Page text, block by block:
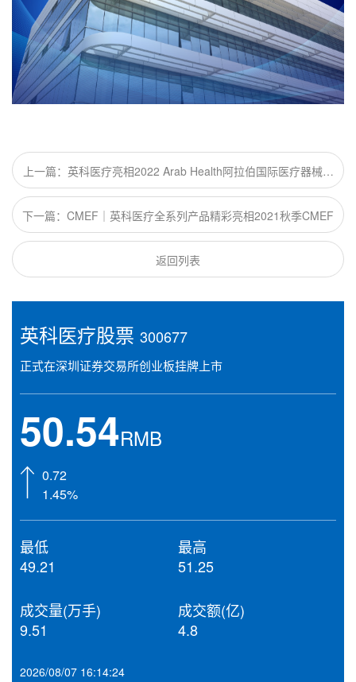
上一篇：英科医疗亮相2022 Arab Health阿拉伯国际医疗器械展
览会
下一篇：CMEF｜英科医疗全系列产品精彩亮相2021秋季CMEF
返回列表
英科医疗股票 300677
正式在深圳证券交易所创业板挂牌上市
50.54RMB
0.72
1.45%
最低
49.21
最高
51.25
成交量(万手)
9.51
成交额(亿)
4.8
2026/08/07 16:14:24